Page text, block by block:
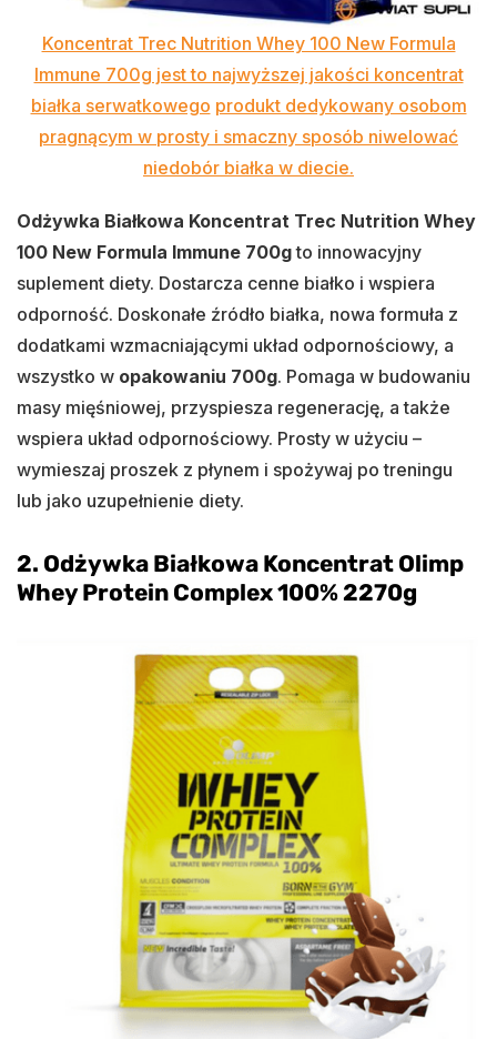
Koncentrat Trec Nutrition Whey 100 New Formula
Immune 700g jest to najwyższej jakości koncentrat
białka serwatkowego produkt dedykowany osobom
pragnącym w prosty i smaczny sposób niwelować
niedobór białka w diecie.
Odżywka Białkowa Koncentrat Trec Nutrition Whey
100 New Formula Immune 700gto innowacyjny
suplement diety. Dostarcza cenne białko i wspiera
odporność. Doskonałe źródło białka, nowa formuła z
dodatkami wzmacniającymi układ odpornościowy, a
wszystko w opakowaniu 700g. Pomaga w budowaniu
masy mięśniowej, przyspiesza regenerację, a także
wspiera układ odpornościowy. Prosty w użyciu –
wymieszaj proszek z płynem i spożywaj po treningu
lub jako uzupełnienie diety.
2. Odżywka Białkowa Koncentrat Olimp
Whey Protein Complex 100% 2270g